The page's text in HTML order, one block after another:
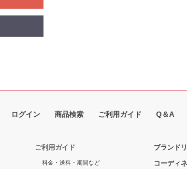
ログイン 商品検索 ご利用ガイド Q＆A
ご利用ガイド
料金・送料・期間など
ブランド
コーディ